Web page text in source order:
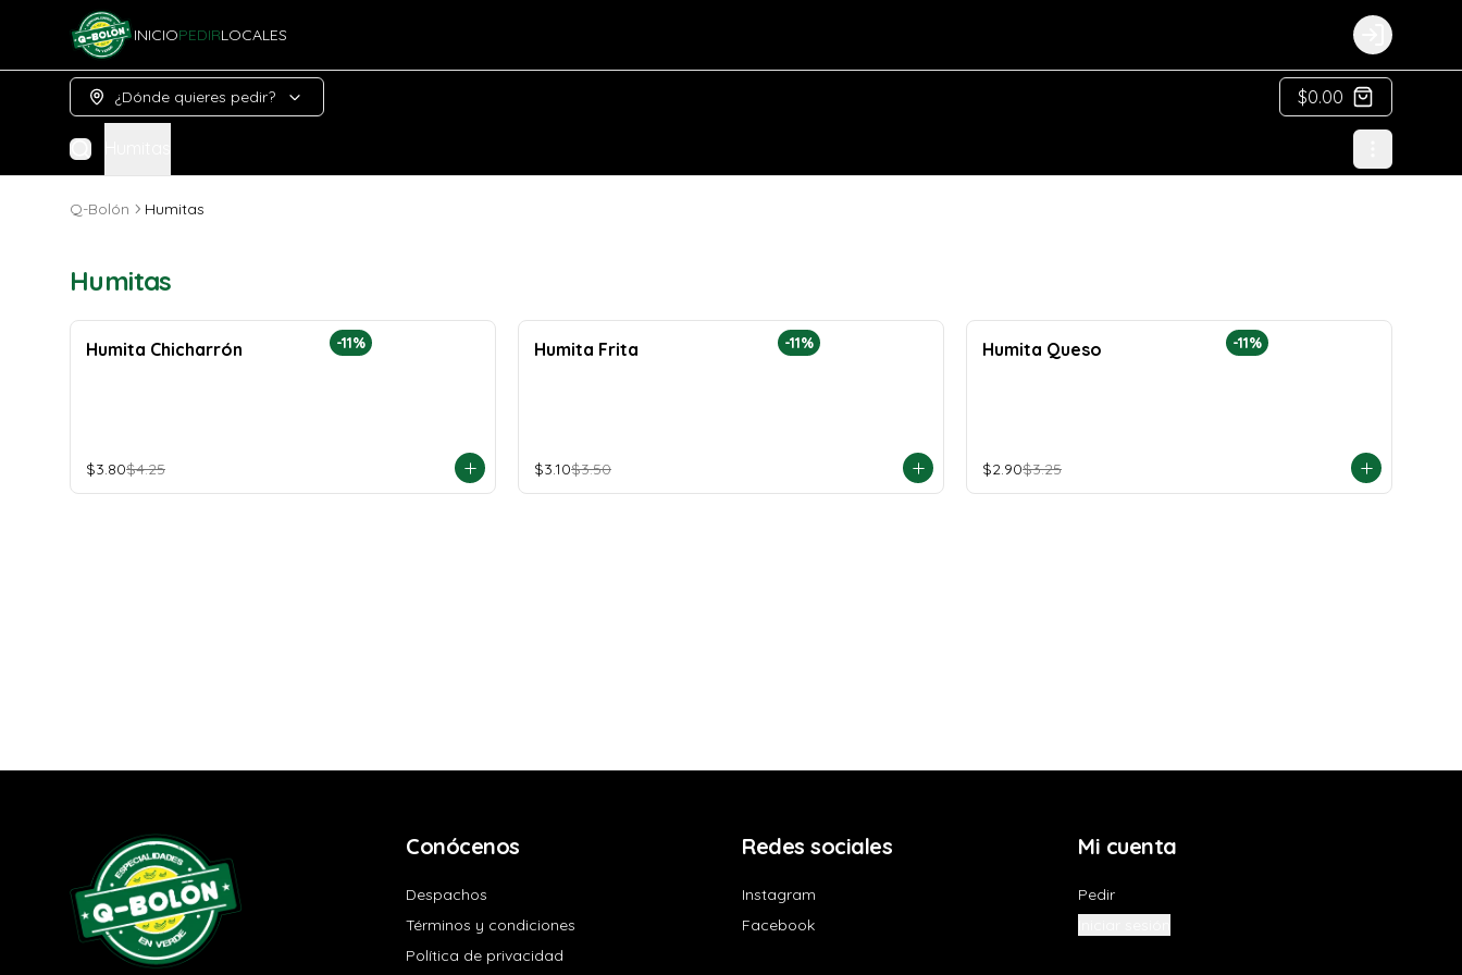
INICIOPEDIRLOCALES Login
¿Dónde quieres pedir? $0.00
Q-Bolón Humitas
Humitas
-11%
Humita Chicharrón
$3.80$4.25
-11%
Humita Frita
$3.10$3.50
-11%
Humita Queso
$2.90$3.25
Conócenos
Despachos
Términos y condiciones
Política de privacidad
Redes sociales
Instagram
Facebook
Mi cuenta
Pedir